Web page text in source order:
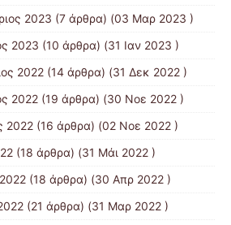
2023 (7 άρθρα) (03 Μαρ 2023 )
2023 (10 άρθρα) (31 Ιαν 2023 )
2022 (14 άρθρα) (31 Δεκ 2022 )
2022 (19 άρθρα) (30 Νοε 2022 )
2022 (16 άρθρα) (02 Νοε 2022 )
(18 άρθρα) (31 Μάι 2022 )
(18 άρθρα) (30 Απρ 2022 )
(21 άρθρα) (31 Μαρ 2022 )